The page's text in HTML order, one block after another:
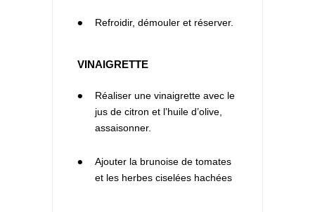
Refroidir, démouler et réserver.
VINAIGRETTE
Réaliser une vinaigrette avec le
jus de citron et l’huile d’olive,
assaisonner.
Ajouter la brunoise de tomates
et les herbes ciselées hachées